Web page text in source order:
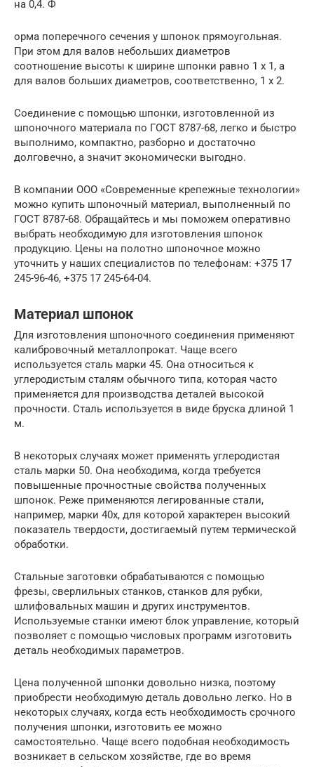
на 0,4. Ф
орма поперечного сечения у шпонок прямоугольная.
При этом для валов небольших диаметров
соотношение высоты к ширине шпонки равно 1 х 1, а
для валов больших диаметров, соответственно, 1 х 2.
Соединение с помощью шпонки, изготовленной из
шпоночного материала по ГОСТ 8787-68, легко и быстро
выполнимо, компактно, разборно и достаточно
долговечно, а значит экономически выгодно.
В компании ООО «Современные крепежные технологии»
можно купить шпоночный материал, выполненный по
ГОСТ 8787-68. Обращайтесь и мы поможем оперативно
выбрать необходимую для изготовления шпонок
продукцию. Цены на полотно шпоночное можно
уточнить у наших специалистов по телефонам: +375 17
245-96-46, +375 17 245-64-04.
Материал шпонок
Для изготовления шпоночного соединения применяют
калибровочный металлопрокат. Чаще всего
используется сталь марки 45. Она относиться к
углеродистым сталям обычного типа, которая часто
применяется для производства деталей высокой
прочности. Сталь используется в виде бруска длиной 1
м.
В некоторых случаях может применять углеродистая
сталь марки 50. Она необходима, когда требуется
повышенные прочностные свойства полученных
шпонок. Реже применяются легированные стали,
например, марки 40х, для которой характерен высокий
показатель твердости, достигаемый путем термической
обработки.
Стальные заготовки обрабатываются с помощью
фрезы, сверлильных станков, станков для рубки,
шлифовальных машин и других инструментов.
Используемые станки имеют блок управление, который
позволяет с помощью числовых программ изготовить
деталь необходимых параметров.
Цена полученной шпонки довольно низка, поэтому
приобрести необходимую деталь довольно легко. Но в
некоторых случаях, когда есть необходимость срочного
получения шпонки, изготовить ее можно
самостоятельно. Чаще всего подобная необходимость
возникает в сельском хозяйстве, где во время